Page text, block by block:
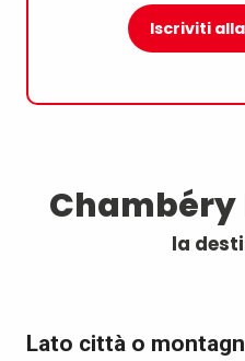
Iscriviti
la
Lato città o